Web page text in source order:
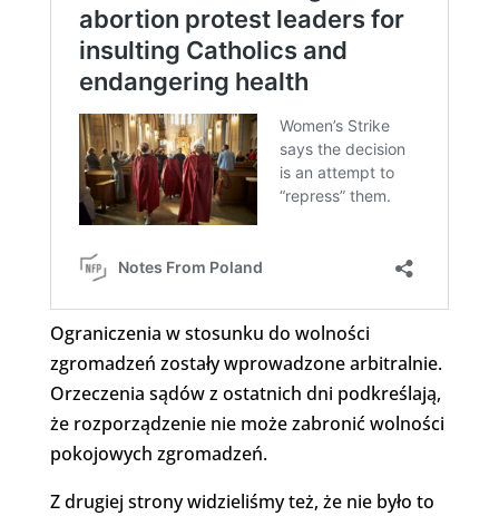
Ograniczenia w stosunku do wolności
zgromadzeń zostały wprowadzone arbitralnie.
Orzeczenia sądów z ostatnich dni podkreślają,
że rozporządzenie nie może zabronić wolności
pokojowych zgromadzeń.
Z drugiej strony widzieliśmy też, że nie było to